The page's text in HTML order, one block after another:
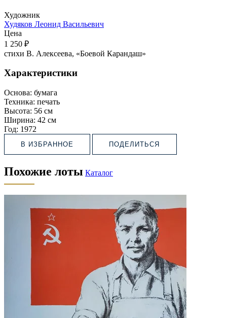
Художник
Худяков Леонид Васильевич
Цена
1 250 ₽
стихи В. Алексеева, «Боевой Карандаш»
Характеристики
Основа: бумага
Техника: печать
Высота: 56 см
Ширина: 42 см
Год: 1972
В ИЗБРАННОЕ ПОДЕЛИТЬСЯ
Похожие лоты Каталог